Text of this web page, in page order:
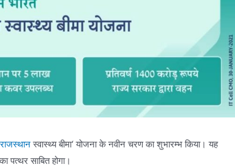
राजस्थानस्वास्थ्य बीमा‘ योजना के नवीन चरण का शुभारम्भ किया। यह
पत्थर साबित होगा।